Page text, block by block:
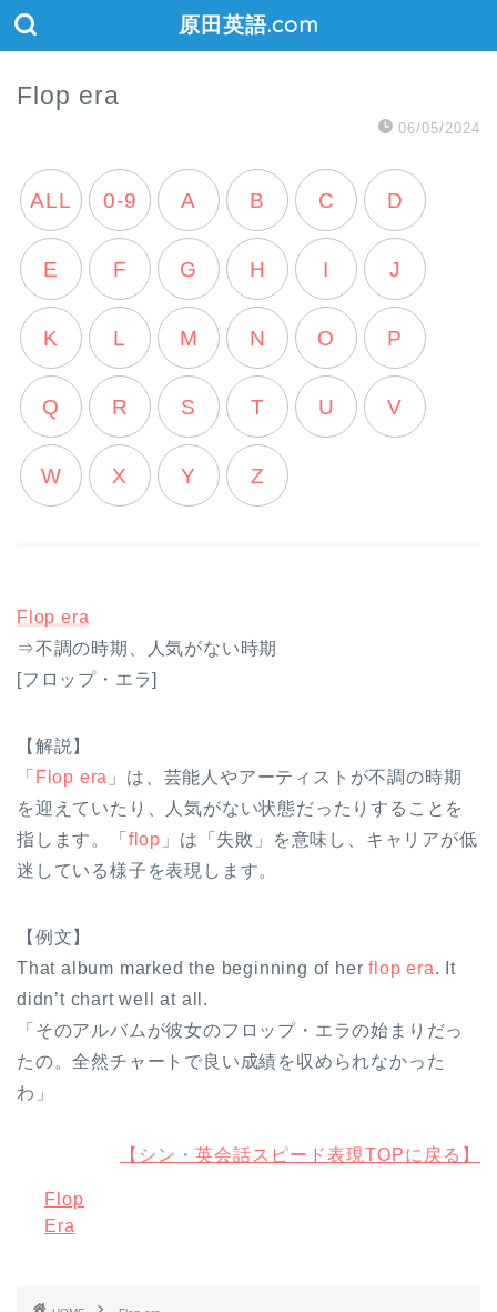
原田英語.com
Flop era
06/05/2024
ALL 0-9 A B C D
E F G H I J
K L M N O P
Q R S T U V
W X Y Z
Flop era
⇒不調の時期、人気がない時期
[フロップ・エラ]
【解説】
「 Flop era 」は、芸能人やアーティストが不調の時期
を迎えていたり、人気がない状態だったりすることを
指します。「 flop 」は「失敗」を意味し、キャリアが低
迷している様子を表現します。
【例文】
That album marked the beginning of herflop era. It
didn’t chart well at all.
「そのアルバムが彼女のフロップ・エラの始まりだっ
たの。全然チャートで良い成績を収められなかった
わ」
【シン・英会話スピード表現TOPに戻る】
Flop
Era